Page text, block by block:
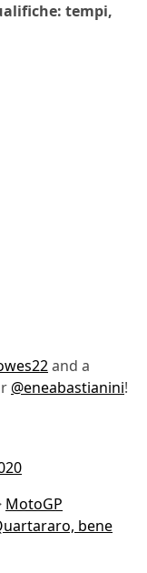
tempi,
and a
@eneabastianini!
MotoGP
bene